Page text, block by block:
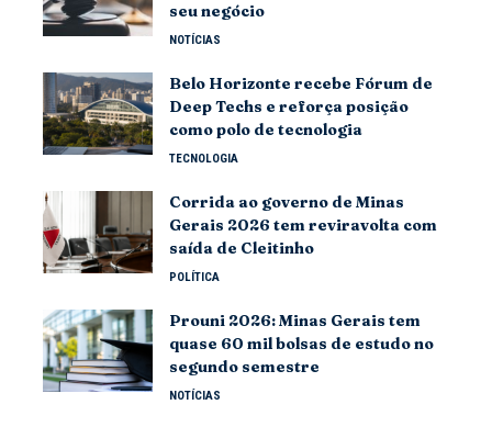
seu negócio
NOTÍCIAS
Belo Horizonte recebe Fórum de
Deep Techs e reforça posição
como polo de tecnologia
TECNOLOGIA
Corrida ao governo de Minas
Gerais 2026 tem reviravolta com
saída de Cleitinho
POLÍTICA
Prouni 2026: Minas Gerais tem
quase 60 mil bolsas de estudo no
segundo semestre
NOTÍCIAS